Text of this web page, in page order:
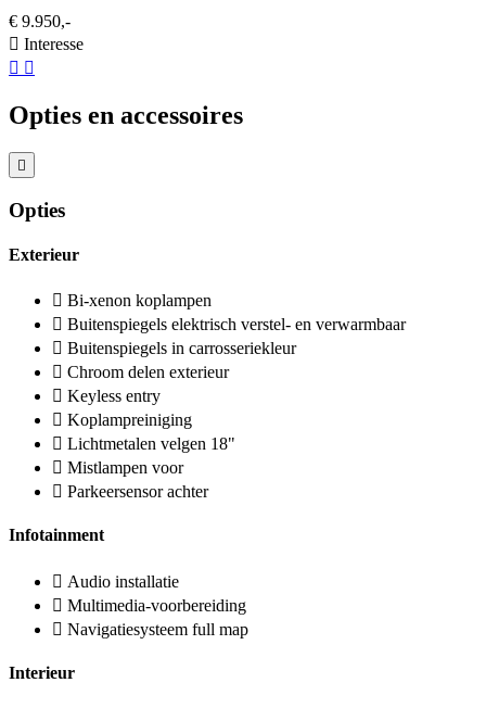
€ 9.950,-
Interesse
Opties en accessoires
Opties
Exterieur
Bi-xenon koplampen
Buitenspiegels elektrisch verstel- en verwarmbaar
Buitenspiegels in carrosseriekleur
Chroom delen exterieur
Keyless entry
Koplampreiniging
Lichtmetalen velgen 18"
Mistlampen voor
Parkeersensor achter
Infotainment
Audio installatie
Multimedia-voorbereiding
Navigatiesysteem full map
Interieur